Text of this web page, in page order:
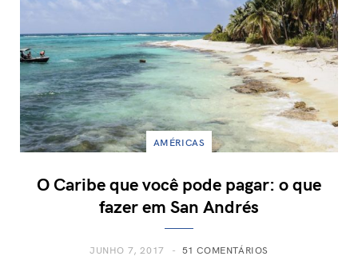
AMÉRICAS
O Caribe que você pode pagar: o que
fazer em San Andrés
JUNHO 7, 2017 51 COMENTÁRIOS